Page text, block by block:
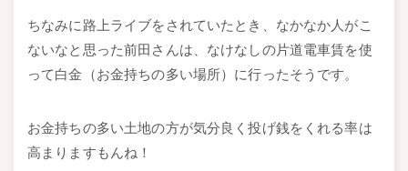
ちなみに路上ライブをされていたとき、なかなか人がこ
ないなと思った前田さんは、なけなしの片道電車賃を使
って白金（お金持ちの多い場所）に行ったそうです。
お金持ちの多い土地の方が気分良く投げ銭をくれる率は
高まりますもんね！